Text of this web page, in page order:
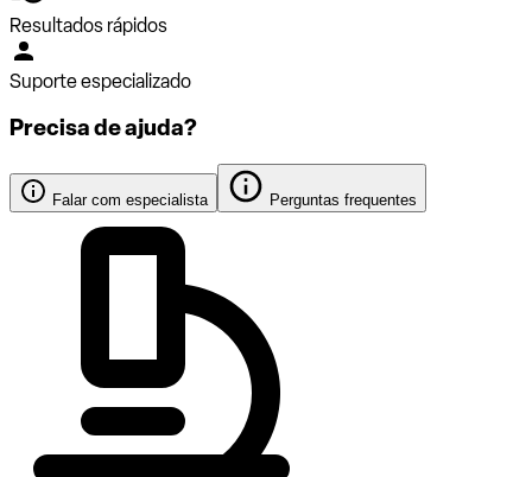
Resultados rápidos
Suporte especializado
Precisa de ajuda?
Falar com especialista Perguntas frequentes